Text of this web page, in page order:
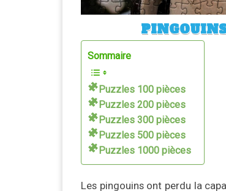
Sommaire
Puzzles 100 pièces
Puzzles 200 pièces
Puzzles 300 pièces
Puzzles 500 pièces
Puzzles 1000 pièces
Les pingouins ont perdu la